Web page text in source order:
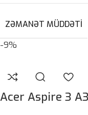
ZƏMANƏT MÜDDƏTI
-9%
Acer Aspire 3